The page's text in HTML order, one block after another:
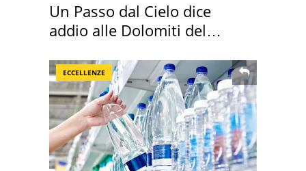
Un Passo dal Cielo dice
addio alle Dolomiti del
ECCELLENZE